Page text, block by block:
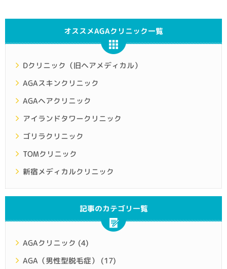
オススメAGAクリニック一覧
Dクリニック（旧ヘアメディカル）
AGAスキンクリニック
AGAヘアクリニック
アイランドタワークリニック
ゴリラクリニック
TOMクリニック
新宿メディカルクリニック
記事のカテゴリ一覧
AGAクリニック (4)
AGA（男性型脱毛症）
(17)